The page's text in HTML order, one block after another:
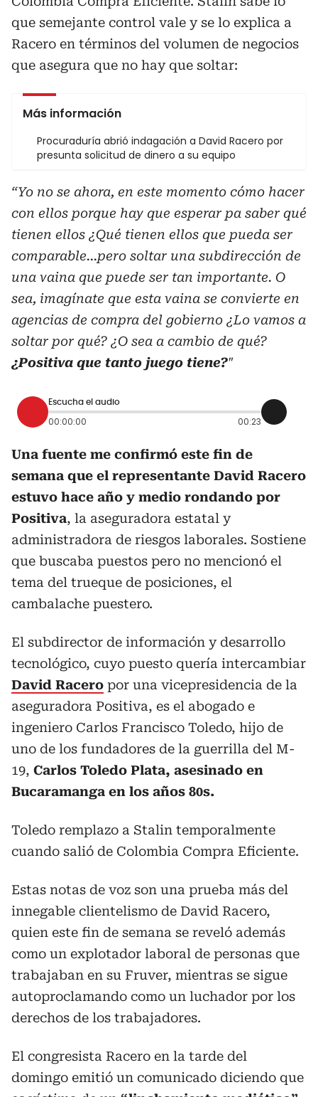
que semejante control vale y se lo explica a
Racero en términos del volumen de negocios
que asegura que no hay que soltar:
Más información
Procuraduría abrió indagación a David Racero por
presunta solicitud de dinero a su equipo
“Yo no se ahora, en este momento cómo hacer
con ellos porque hay que esperar pa saber qué
tienen ellos ¿Qué tienen ellos que pueda ser
comparable…pero soltar una subdirección de
una vaina que puede ser tan importante. O
sea, imagínate que esta vaina se convierte en
agencias de compra del gobierno ¿Lo vamos a
soltar por qué? ¿O sea a cambio de qué?
¿Positiva que tanto juego tiene?"
Escucha el audio
00:00:00 00:23
Una fuente me confirmó este fin de
semana que el representante David Racero
estuvo hace año y medio rondando por
Positiva, la aseguradora estatal y
administradora de riesgos laborales. Sostiene
que buscaba puestos pero no mencionó el
tema del trueque de posiciones, el
cambalache puestero.
El subdirector de información y desarrollo
tecnológico, cuyo puesto quería intercambiar
David Racero por una vicepresidencia de la
aseguradora Positiva, es el abogado e
ingeniero Carlos Francisco Toledo, hijo de
uno de los fundadores de la guerrilla del M-
19, Carlos Toledo Plata, asesinado en
Bucaramanga en los años 80s.
Toledo remplazo a Stalin temporalmente
cuando salió de Colombia Compra Eficiente.
Estas notas de voz son una prueba más del
innegable clientelismo de David Racero,
quien este fin de semana se reveló además
como un explotador laboral de personas que
trabajaban en su Fruver, mientras se sigue
autoproclamando como un luchador por los
derechos de los trabajadores.
El congresista Racero en la tarde del
domingo emitió un comunicado diciendo que